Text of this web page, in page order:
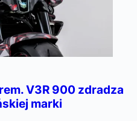
V3R 900 zdradza
marki